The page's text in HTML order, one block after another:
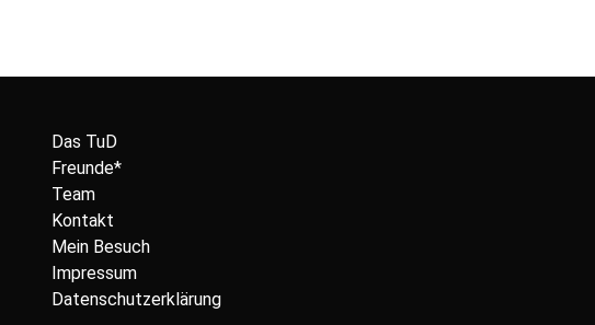
Das TuD
Freunde*
Team
Kontakt
Mein Besuch
Impressum
Datenschutzerklärung